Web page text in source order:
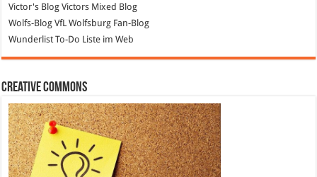
Victor's Blog Victors Mixed Blog
Wolfs-Blog VfL Wolfsburg Fan-Blog
Wunderlist To-Do Liste im Web
Creative Commons